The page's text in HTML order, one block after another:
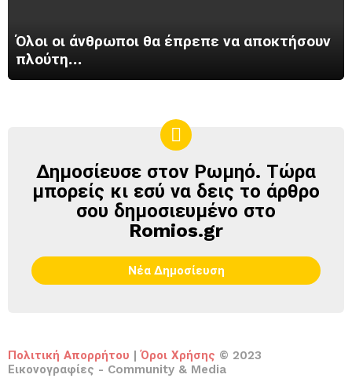
Όλοι οι άνθρωποι θα έπρεπε να αποκτήσουν
πλούτη…
ΔΗΜΟΣΊΕΥΣΕ
ΣΤΟΝ
ΡΩΜΗΌ
Δημοσίευσε στον Ρωμηό. Τώρα
μπορείς κι εσύ να δεις το άρθρο
σου δημοσιευμένο στο
Romios.gr
Νέα Δημοσίευση
Πολιτική Απορρήτου | Όροι Χρήσης © 2023
Εικονογραφίες - Community & Media